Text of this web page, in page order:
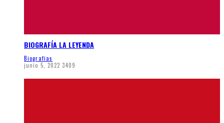
BIOGRAFÍA LA LEYENDA
Biografias
junio 5, 2022 3409